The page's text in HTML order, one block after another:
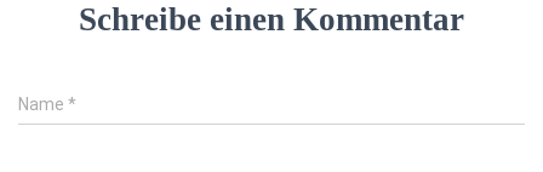
Schreibe einen Kommentar
Name *